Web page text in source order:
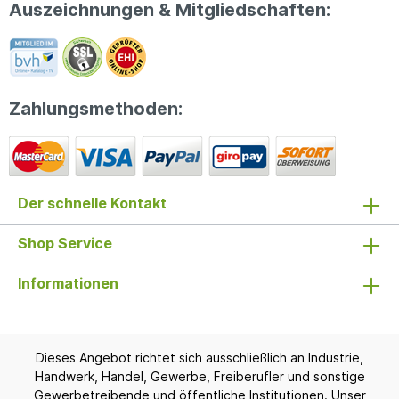
Auszeichnungen & Mitgliedschaften:
Zahlungsmethoden:
Der schnelle Kontakt
Shop Service
Informationen
Dieses Angebot richtet sich ausschließlich an Industrie,
Handwerk, Handel, Gewerbe, Freiberufler und sonstige
Gewerbetreibende und öffentliche Institutionen. Unser